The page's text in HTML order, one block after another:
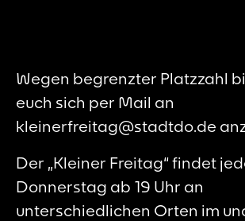
Wegen begrenzter Platzzahl
euch sich per Mail an
kleinerfreitag@stadtdo.de
Der „Kleiner Freitag“ findet
Donnerstag ab 19 Uhr an
unterschiedlichen Orten im